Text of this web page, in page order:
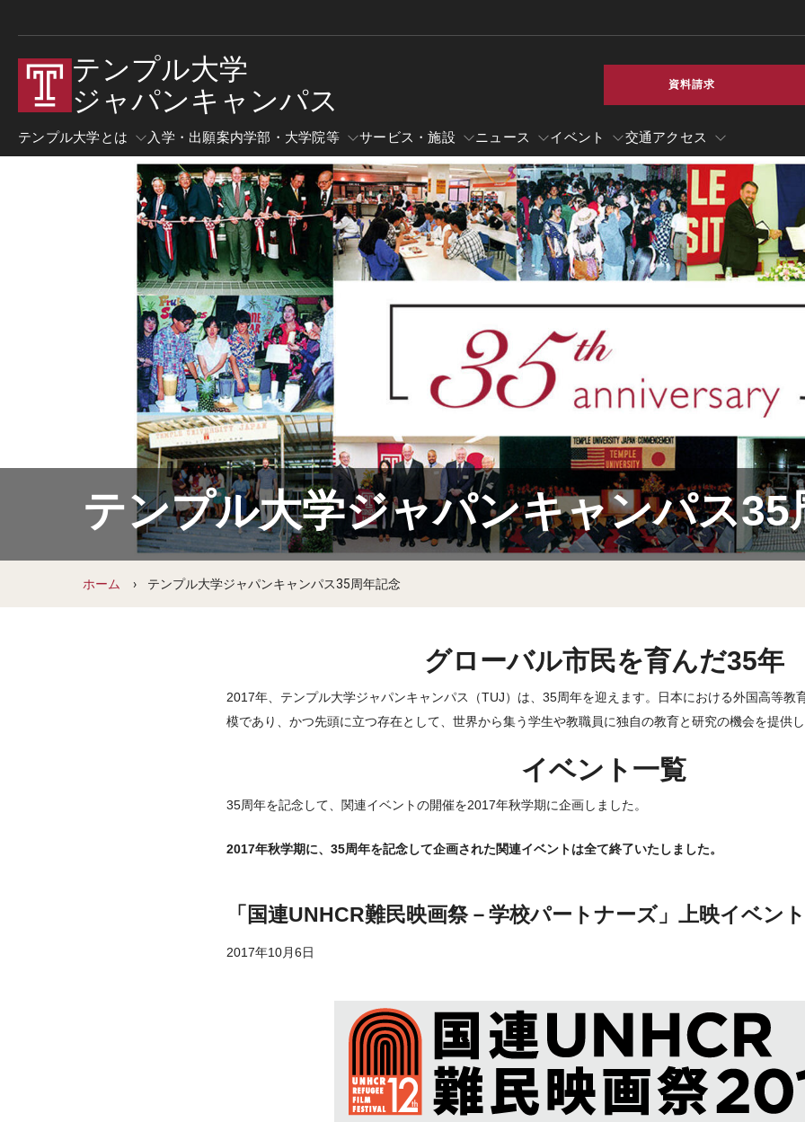
テンプル大学
ジャパンキャンパス
資料請求
テンプル大学とは
テンプル大学とは
日本校 (TUJ) について
データで見るTUJの概要
戦略的計画（英語）
学長プロフィール
教員陣・スタッフ（英語）
Board of Overseers（理事会）
地域貢献活動について
TUJ 360° バーチャルツアー（英語）
アメリカ本校について
テンプル大学ジャパンキャンパス 京都
すぐわかるテンプル大学
ご寄付をお考えの方
卒業生の方（英語）
TUJ Spirit Shop（英語）
入学・出願案内学部・大学院等
学部・大学院等
サービス・施設
サービス・施設
図書館（英語）
就職サポート
インターンシップ・インタビュー
在学生の方
卒業生の方
進路就職実績
アカデミック・アドバイジング・センター
（英語）
ニュース
ニュース
TUJニュース
お知らせ
ヒルサイドセンター誕生―東京圏に2つの拠点
イベント
イベント
交通アクセス
交通アクセス
交通アクセス（東京）
サテライトオフィス
交通アクセス―ヒルサイドセンター（東京
交通アクセス（京都）
テンプル大学ジャパンキャンパス35
ホーム テンプル大学ジャパンキャンパス35周年記念
グローバル市民を育んだ35年
2017年、テンプル大学ジャパンキャンパス（TUJ）は、35周年を迎えます。日本における外国高等教
模であり、かつ先頭に立つ存在として、世界から集う学生や教職員に独自の教育と研究の機会を提供
イベント一覧
35周年を記念して、関連イベントの開催を2017年秋学期に企画しました。
2017年秋学期に、35周年を記念して企画された関連イベントは全て終了いたしました。
「国連UNHCR難民映画祭－学校パートナーズ」上映イベント
2017年10月6日